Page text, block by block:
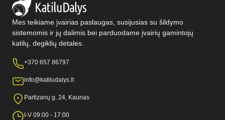
Mes teikiame įvairias paslaugas, susijusias su šildymo
sistemomis ir jų dalimis bei parduodame įvairių gamintojų
katilų, degiklių detales.
+370 657 86797
info@katiludalys.lt
Partizanų g. 24, Kaunas
I-V 09:00 - 17:00